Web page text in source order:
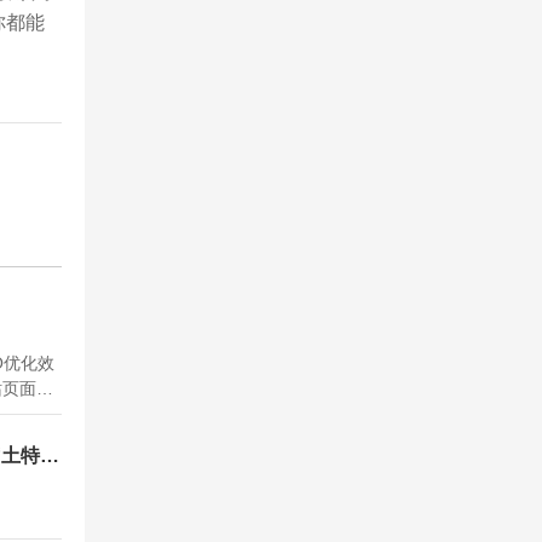
都能
化效
面收
各种有
H标
...
特